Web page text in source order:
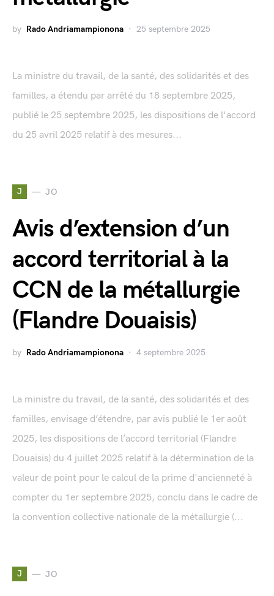
by Rado Andriamampionona 25 septembre 2025
La ministre du travail, de la santé, des solidarités et des
familles, a étendu par arrêté du 18 septembre 2025,
publié le 25 septembre 2025, les dispositions de l'accord
du 25 avril 2025 relatif à des mesures...
J JO
Avis d’extension d’un
accord territorial à la
CCN de la métallurgie
(Flandre Douaisis)
by Rado Andriamampionona 4 septembre 2025
La ministre du travail, de la santé, des solidarités et des
familles, envisage d’étendre, par avis publié le 1er août
2025, les dispositions de l’accord territorial (Flandre
Douaisis) du 4 juillet 2025 relatif à la détermination de la
valeur de point pour le calcul de la prime d'ancienneté à
compter du 1er septembre 2025, conclu dans le cadre de
la convention collective nationale de la métallurgie (...
J JO